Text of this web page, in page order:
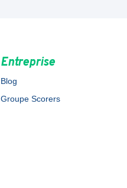
Entreprise
Blog
Groupe Scorers